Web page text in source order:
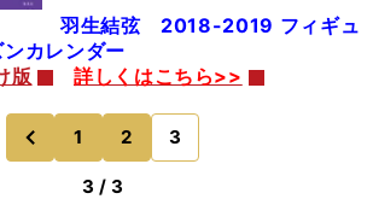
羽生結弦 2018-2019 フィギュ
カレンダー
版 詳しくはこちら>>
前
のページへ
1 2 3
3 / 3